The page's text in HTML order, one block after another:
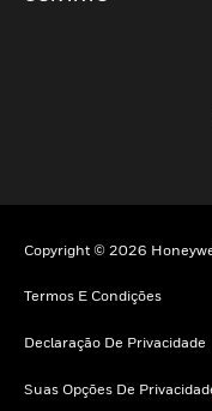
Copyright © 2026
Termos E Condições
Declaração De Privacidade
Suas Opções De